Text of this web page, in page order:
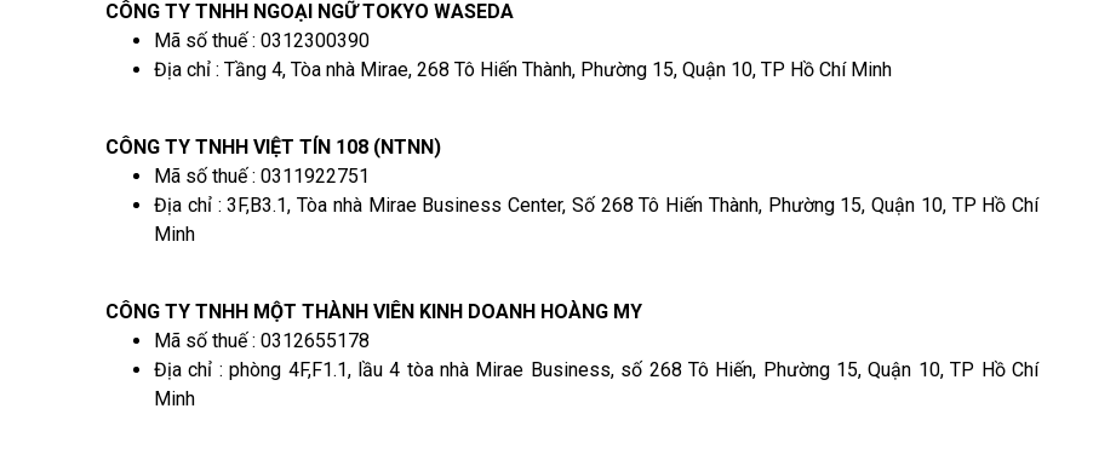
CÔNG TY TNHH NGOẠI NGỮ TOKYO WASEDA
Mã số thuế : 0312300390
Địa chỉ : Tầng 4, Tòa nhà Mirae, 268 Tô Hiến Thành, Phường 15, Quận 10, TP Hồ Chí Minh
CÔNG TY TNHH VIỆT TÍN 108 (NTNN)
Mã số thuế : 0311922751
Địa chỉ : 3F,B3.1, Tòa nhà Mirae Business Center, Số 268 Tô Hiến Thành, Phường 15, Quận 10, TP Hồ Chí
Minh
CÔNG TY TNHH MỘT THÀNH VIÊN KINH DOANH HOÀNG MY
Mã số thuế : 0312655178
Địa chỉ : phòng 4F,F1.1, lầu 4 tòa nhà Mirae Business, số 268 Tô Hiến, Phường 15, Quận 10, TP Hồ Chí
Minh